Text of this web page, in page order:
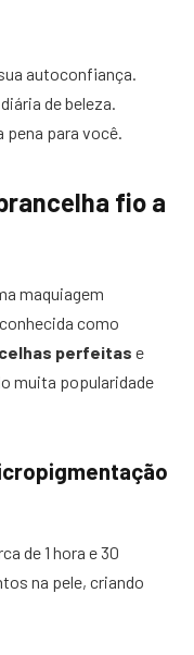
autoconfiança.
de beleza.
pena para você.
fio a
maquiagem
como
perfeitas e
muita popularidade
de 1 hora e 30
na pele, criando